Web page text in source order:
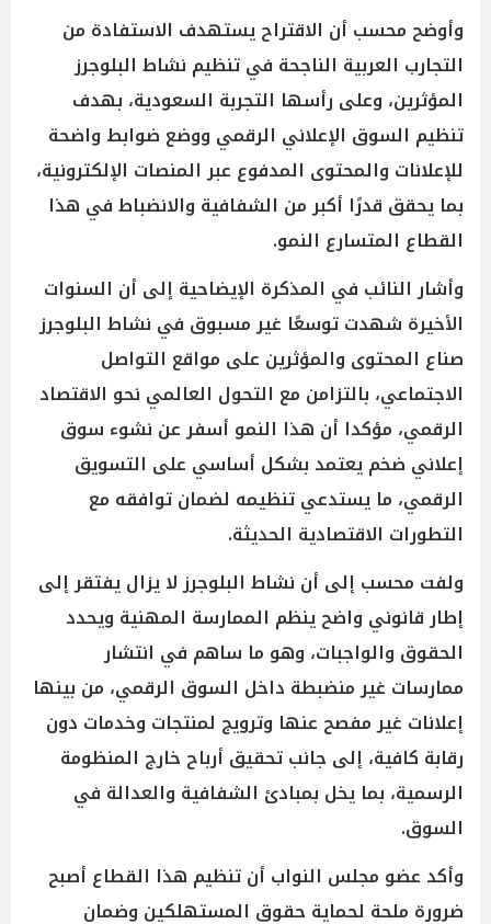
وأوضح محسب أن الاقتراح يستهدف الاستفادة من
التجارب العربية الناجحة في تنظيم نشاط البلوجرز
المؤثرين، وعلى رأسها التجربة السعودية، بهدف
تنظيم السوق الإعلاني الرقمي ووضع ضوابط واضحة
للإعلانات والمحتوى المدفوع عبر المنصات الإلكترونية،
بما يحقق قدرًا أكبر من الشفافية والانضباط في هذا
القطاع المتسارع النمو.
وأشار النائب في المذكرة الإيضاحية إلى أن السنوات
الأخيرة شهدت توسعًا غير مسبوق في نشاط البلوجرز
صناع المحتوى والمؤثرين على مواقع التواصل
الاجتماعي، بالتزامن مع التحول العالمي نحو الاقتصاد
الرقمي، مؤكدا أن هذا النمو أسفر عن نشوء سوق
إعلاني ضخم يعتمد بشكل أساسي على التسويق
الرقمي، ما يستدعي تنظيمه لضمان توافقه مع
التطورات الاقتصادية الحديثة.
ولفت محسب إلى أن نشاط البلوجرز لا يزال يفتقر إلى
إطار قانوني واضح ينظم الممارسة المهنية ويحدد
الحقوق والواجبات، وهو ما ساهم في انتشار
ممارسات غير منضبطة داخل السوق الرقمي، من بينها
إعلانات غير مفصح عنها وترويج لمنتجات وخدمات دون
رقابة كافية، إلى جانب تحقيق أرباح خارج المنظومة
الرسمية، بما يخل بمبادئ الشفافية والعدالة في
السوق.
وأكد عضو مجلس النواب أن تنظيم هذا القطاع أصبح
ضرورة ملحة لحماية حقوق المستهلكين وضمان